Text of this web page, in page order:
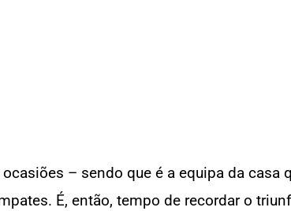
– sendo que é a equipa da casa
É, então, tempo de recordar o